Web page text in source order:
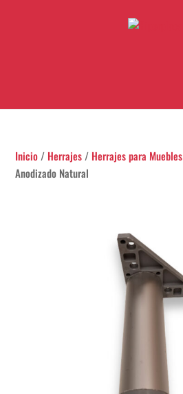
Inicio / Herrajes / Herrajes para Muebles
Anodizado Natural